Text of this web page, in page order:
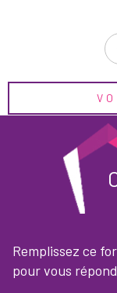
Remplissez ce
pour vous